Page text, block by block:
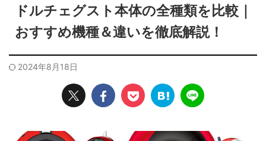
ドルチェグスト本体の全種類を比較｜
おすすめ機種＆違いを徹底解説！
2024年8月18日